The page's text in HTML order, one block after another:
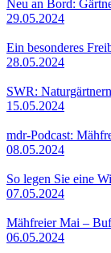
Neu an Bord:
29.05.2024
Ein besonderes
28.05.2024
SWR:
15.05.2024
mdr-Podcast:
08.05.2024
So legen Sie eine
07.05.2024
Mähfreier Mai –
06.05.2024